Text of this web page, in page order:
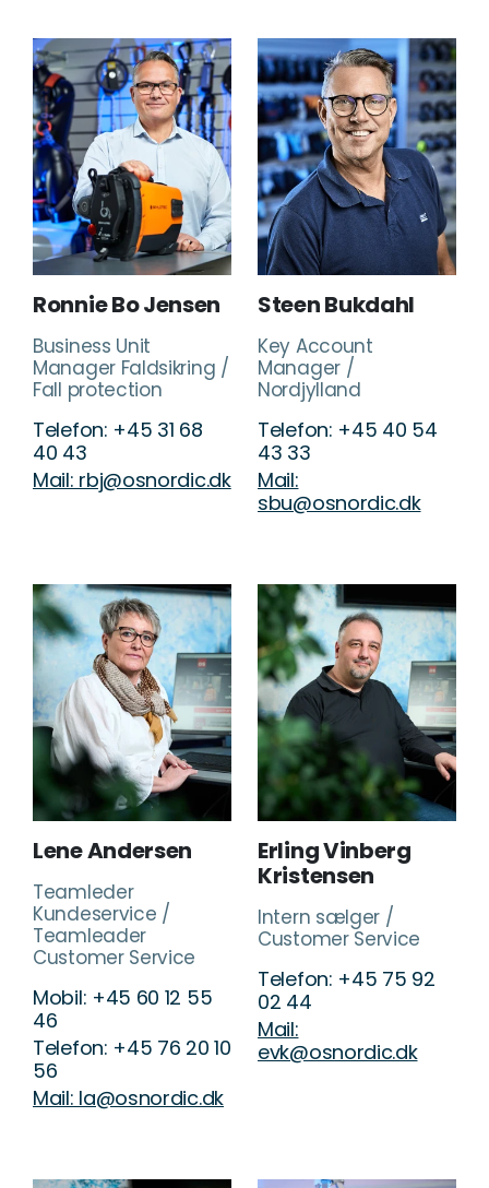
Ronnie Bo Jensen
Business Unit
Manager Faldsikring /
Fall protection
Telefon: +45 31 68
40 43
Mail: rbj@osnordic.dk
Steen Bukdahl
Key Account
Manager /
Nordjylland
Telefon: +45 40 54
43 33
Mail:
sbu@osnordic.dk
Lene Andersen
Teamleder
Kundeservice /
Teamleader
Customer Service
Mobil: +45 60 12 55
46
Telefon: +45 76 20 10
56
Mail: la@osnordic.dk
Erling Vinberg
Kristensen
Intern sælger /
Customer Service
Telefon: +45 75 92
02 44
Mail:
evk@osnordic.dk